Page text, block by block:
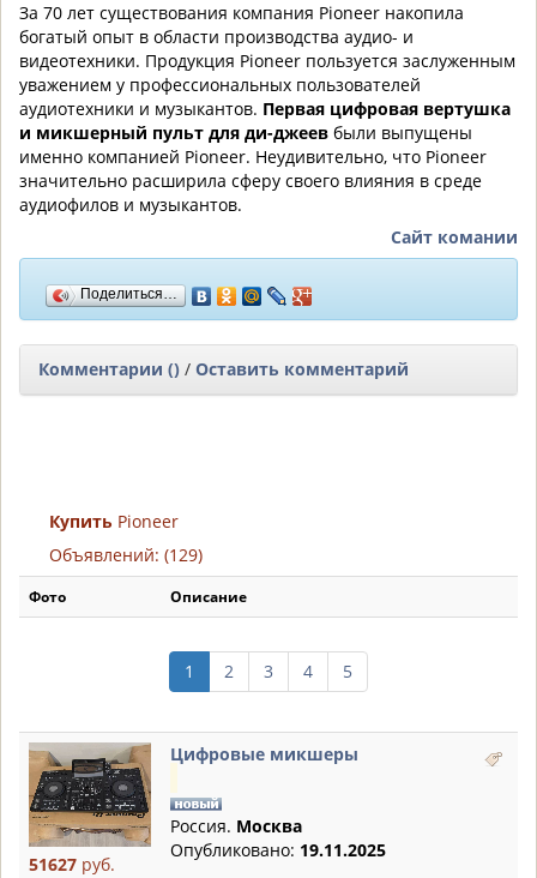
За 70 лет существования компания Pioneer накопила
богатый опыт в области производства аудио- и
видеотехники. Продукция Pioneer пользуется заслуженным
уважением у профессиональных пользователей
аудиотехники и музыкантов. Первая цифровая вертушка
и микшерный пульт для ди-джеев были выпущены
именно компанией Pioneer. Неудивительно, что Pioneer
значительно расширила сферу своего влияния в среде
аудиофилов и музыкантов.
Сайт комании
Поделиться…
Комментарии () / Оставить комментарий
Купить Pioneer
Объявлений: (129)
Фото Описание
1 2 3 4 5
51627 руб.
Цифровые микшеры
Россия. Москва
Опубликовано: 19.11.2025